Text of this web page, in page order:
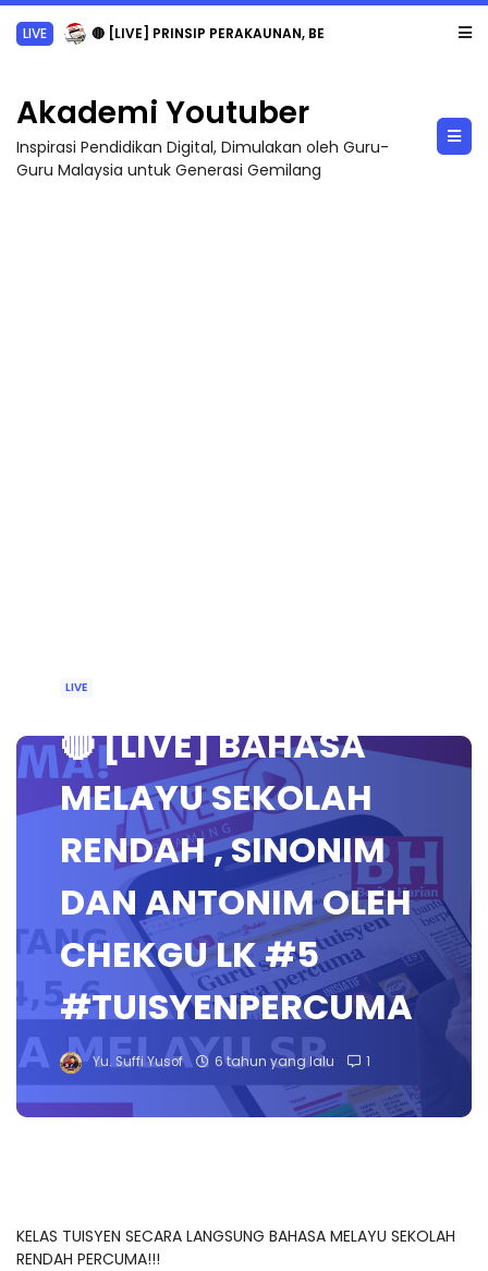
LIVE 🔴 [LIVE] PRINSIP PERAKAUNAN, BEDAH TUNTAS SOALAN 1 TRIAL OLEH CIKGU ...
Akademi Youtuber
Inspirasi Pendidikan Digital, Dimulakan oleh Guru-
Guru Malaysia untuk Generasi Gemilang
LIVE
🔴 [LIVE] BAHASA
MELAYU SEKOLAH
RENDAH , SINONIM
DAN ANTONIM OLEH
CHEKGU LK #5
#TUISYENPERCUMA
Yu. Suffi Yusof 6 tahun yang lalu 1
KELAS TUISYEN SECARA LANGSUNG BAHASA MELAYU SEKOLAH
RENDAH PERCUMA!!!